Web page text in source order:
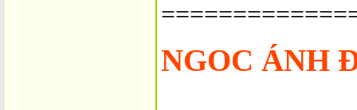
NGOC ÁNH